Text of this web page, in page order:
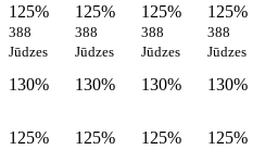
125%
388
Jūdzes
125%
388
Jūdzes
125%
388
Jūdzes
125%
388
Jūdzes
130% 130% 130%
130%
125% 125% 125% 125%